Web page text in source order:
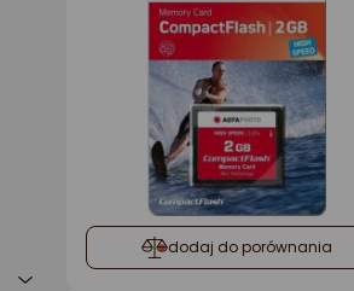
dodaj do porównania